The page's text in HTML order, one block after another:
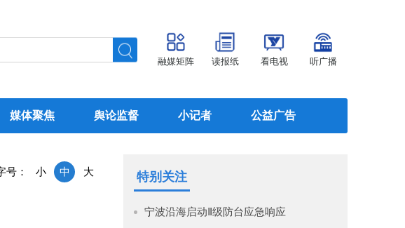
融媒矩阵 读报纸 看电视 听广播
媒体聚焦 舆论监督 小记者 公益广告
号： 小 中 大 特别关注
宁波沿海启动Ⅱ级防台应急响应